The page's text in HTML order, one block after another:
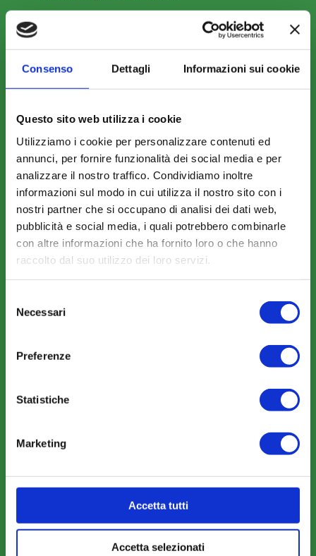
Consenso Dettagli Informazioni sui cookie
Questo sito web utilizza i cookie
Utilizziamo i cookie per personalizzare contenuti ed
annunci, per fornire funzionalità dei social media e per
analizzare il nostro traffico. Condividiamo inoltre
informazioni sul modo in cui utilizza il nostro sito con i
nostri partner che si occupano di analisi dei dati web,
pubblicità e social media, i quali potrebbero combinarle
con altre informazioni che ha fornito loro o che hanno
raccolto dal suo utilizzo dei loro servizi.
delNecessari
Preferenze
Statistiche
Marketing
Accetta tutti
Accetta selezionati
Amministrazione trasparente
COME ADERIRE
Modalità di adesione
Mobilità e Portabilità
Strumenti
Eventi
Sfoglia la nostra brochure
AREA RISERVATA